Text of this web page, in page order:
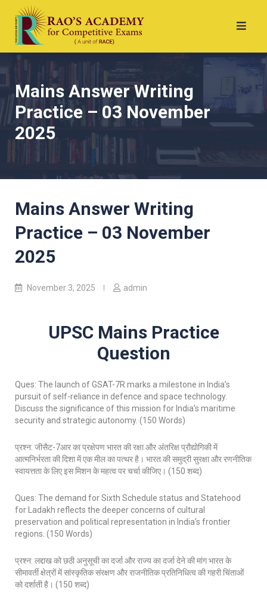
Mains Answer Writing
Practice – 03 November
2025
Mains Answer Writing
Practice – 03 November
2025
November 3, 2025 admin
UPSC Mains Practice
Question
Ques: The launch of GSAT-7R marks a milestone in India’s
pursuit of self-reliance in defence and space technology.
Discuss the significance of this mission for India’s maritime
security and strategic autonomy. (150 Words)
प्रश्न: जीसैट-7आर का प्रक्षेपण भारत की रक्षा और अंतरिक्ष प्रौद्योगिकी में
आत्मनिर्भरता की दिशा में एक मील का पत्थर है। भारत की समुद्री सुरक्षा और रणनीतिक
स्वायत्तता के लिए इस मिशन के महत्व पर चर्चा कीजिए। (150 शब्द)
Ques: The demand for Sixth Schedule status and Statehood
for Ladakh reflects the deeper concerns of cultural
preservation and political representation in India’s frontier
regions. (150 Words)
प्रश्न: लद्दाख को छठी अनुसूची का दर्जा और राज्य का दर्जा देने की मांग भारत के
सीमावर्ती क्षेत्रों में सांस्कृतिक संरक्षण और राजनीतिक प्रतिनिधित्व की गहरी चिंताओं
को दर्शाती है। (150 शब्द)